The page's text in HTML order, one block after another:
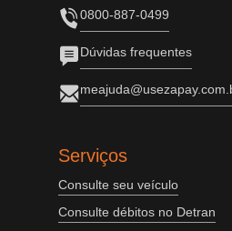
0800-887-0499
Dúvidas frequentes
Serviços
Consulte seu veículo
Consulte débitos no Detran